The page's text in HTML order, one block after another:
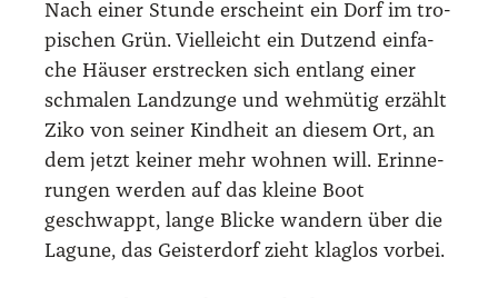
Nach einer Stun­de erscheint ein Dorf im tro­
pi­schen Grün. Viel­leicht ein Dut­zend ein­fa­
che Häu­ser erstre­cken sich ent­lang einer
schma­len Land­zun­ge und weh­mü­tig erzählt
Ziko von sei­ner Kind­heit an die­sem Ort, an
dem jetzt kei­ner mehr woh­nen will. Erin­ne­
run­gen wer­den auf das klei­ne Boot
geschwappt, lan­ge Bli­cke wan­dern über die
Lagu­ne, das Geis­ter­dorf zieht klag­los vor­bei.